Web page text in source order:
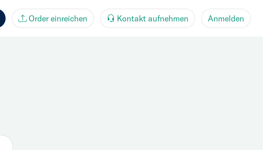
Order einreichen Kontakt aufnehmen Anmelden